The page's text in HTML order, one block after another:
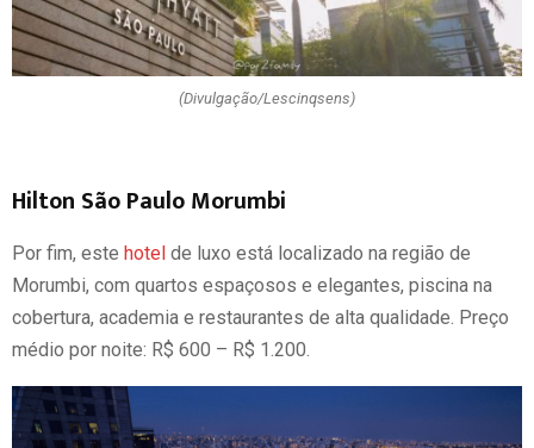
(Divulgação/Lescinqsens)
Hilton São Paulo Morumbi
Por fim, este hotel de luxo está localizado na região de
Morumbi, com quartos espaçosos e elegantes, piscina na
cobertura, academia e restaurantes de alta qualidade. Preço
médio por noite: R$ 600 – R$ 1.200.